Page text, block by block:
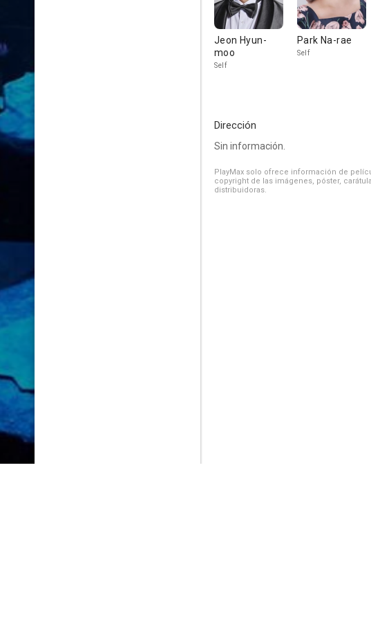
Jeon Hyun-
moo
Self
Park Na-rae
Self
Dirección
Sin información.
PlayMax solo ofrece información de
copyright de las imágenes, póster,
distribuidoras.